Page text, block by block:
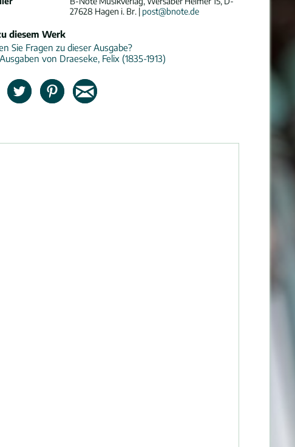
27628 Hagen i. Br. | post@bnote.de
diesem Werk
Sie Fragen zu dieser Ausgabe?
von Draeseke, Felix (1835-1913)